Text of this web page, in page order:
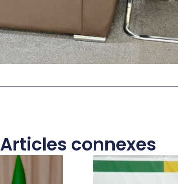
Articles connexes